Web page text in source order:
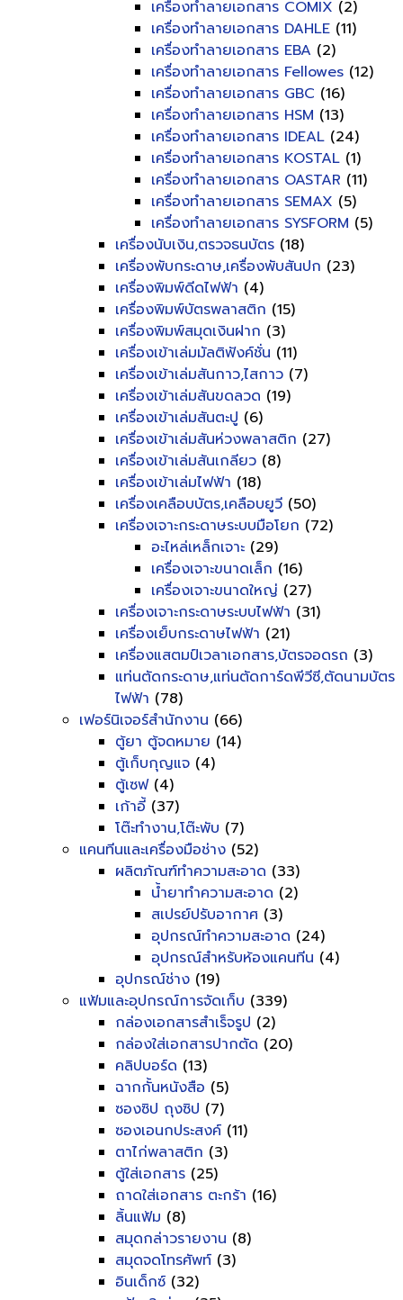
เครื่องทำลายเอกสาร COMIX (2)
เครื่องทำลายเอกสาร DAHLE (11)
เครื่องทำลายเอกสาร EBA (2)
เครื่องทำลายเอกสาร Fellowes (12)
เครื่องทำลายเอกสาร GBC (16)
เครื่องทำลายเอกสาร HSM (13)
เครื่องทำลายเอกสาร IDEAL (24)
เครื่องทำลายเอกสาร KOSTAL (1)
เครื่องทำลายเอกสาร OASTAR (11)
เครื่องทำลายเอกสาร SEMAX (5)
เครื่องทำลายเอกสาร SYSFORM (5)
เครื่องนับเงิน,ตรวจธนบัตร (18)
เครื่องพับกระดาษ,เครื่องพับสันปก (23)
เครื่องพิมพ์ดีดไฟฟ้า (4)
เครื่องพิมพ์บัตรพลาสติก (15)
เครื่องพิมพ์สมุดเงินฝาก (3)
เครื่องเข้าเล่มมัลติฟังค์ชั่น (11)
เครื่องเข้าเล่มสันกาว,ไสกาว (7)
เครื่องเข้าเล่มสันขดลวด (19)
เครื่องเข้าเล่มสันตะปู (6)
เครื่องเข้าเล่มสันห่วงพลาสติก (27)
เครื่องเข้าเล่มสันเกลียว (8)
เครื่องเข้าเล่มไฟฟ้า (18)
เครื่องเคลือบบัตร,เคลือบยูวี (50)
เครื่องเจาะกระดาษระบบมือโยก (72)
อะไหล่เหล็กเจาะ (29)
เครื่องเจาะขนาดเล็ก (16)
เครื่องเจาะขนาดใหญ่ (27)
เครื่องเจาะกระดาษระบบไฟฟ้า (31)
เครื่องเย็บกระดาษไฟฟ้า (21)
เครื่องแสตมป์เวลาเอกสาร,บัตรจอดรถ (3)
แท่นตัดกระดาษ,แท่นตัดการ์ดพีวีซี,ตัดนามบัตร
ไฟฟ้า (78)
เฟอร์นิเจอร์สำนักงาน (66)
ตู้ยา ตู้จดหมาย (14)
ตู้เก็บกุญแจ (4)
ตู้เซฟ(4)
เก้าอี้ (37)
โต๊ะทำงาน,โต๊ะพับ (7)
แคนทีนและเครื่องมือช่าง (52)
ผลิตภัณฑ์ทำความสะอาด (33)
น้ำยาทำความสะอาด (2)
สเปรย์ปรับอากาศ (3)
อุปกรณ์ทำความสะอาด (24)
อุปกรณ์สำหรับห้องแคนทีน (4)
อุปกรณ์ช่าง (19)
แฟ้มและอุปกรณ์การจัดเก็บ (339)
กล่องเอกสารสำเร็จรูป (2)
กล่องใส่เอกสารปากตัด (20)
คลิปบอร์ด (13)
ฉากกั้นหนังสือ (5)
ซองซิป ถุงซิป (7)
ซองเอนกประสงค์ (11)
ตาไก่พลาสติก (3)
ตู้ใส่เอกสาร (25)
ถาดใส่เอกสาร ตะกร้า (16)
ลิ้นแฟ้ม (8)
สมุดกล่าวรายงาน (8)
สมุดจดโทรศัพท์ (3)
อินเด็กซ์ (32)